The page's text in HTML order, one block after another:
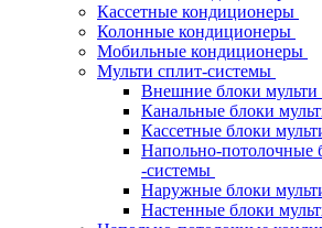
Кассетные кондиционеры
Колонные кондиционеры
Мобильные кондиционеры
Мульти сплит-системы
Внешние блоки мульти
Канальные блоки
Кассетные блоки
Напольно-потолочные
-системы
Наружные блоки
Настенные блоки